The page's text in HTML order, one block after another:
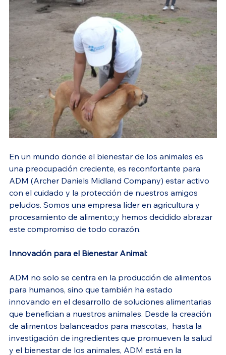
En un mundo donde el bienestar de los animales es
una preocupación creciente, es reconfortante para
ADM (Archer Daniels Midland Company) estar activo
con el cuidado y la protección de nuestros amigos
peludos. Somos una empresa líder en agricultura y
procesamiento de alimento;,y hemos decidido abrazar
este compromiso de todo corazón.
Innovación para el Bienestar Animal:
ADM no solo se centra en la producción de alimentos
para humanos, sino que también ha estado
innovando en el desarrollo de soluciones alimentarias
que benefician a nuestros animales. Desde la creación
de alimentos balanceados para mascotas,  hasta la
investigación de ingredientes que promueven la salud
y el bienestar de los animales, ADM está en la